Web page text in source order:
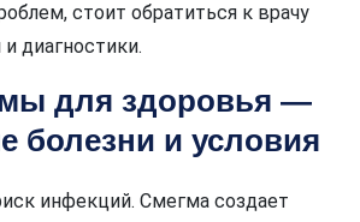
стоит обратиться к врачу
диагностики.
для здоровья —
болезни и условия
инфекций. Смегма создает